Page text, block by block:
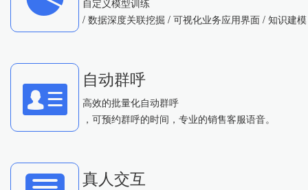
自定义模型训练
/ 数据深度关联挖掘 / 可视化业务应用界面 / 知识建模
自动群呼
高效的批量化自动群呼
，可预约群呼的时间，专业的销售客服语音。
真人交互